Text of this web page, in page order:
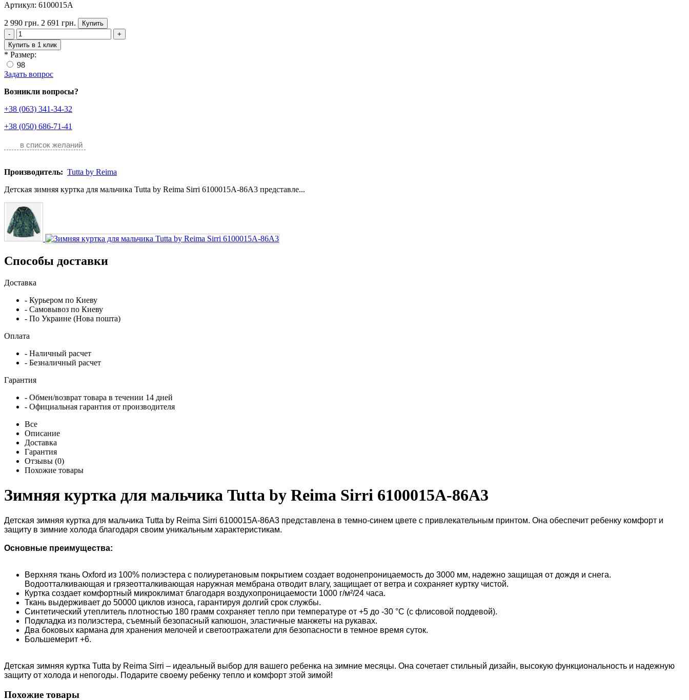
Артикул: 6100015A
2 990 грн. 2 691 грн.
Купить
-
+
Купить в 1 клик
* Размер:
98
Задать вопрос
Возникли вопросы?
+38 (063) 341-34-32
+38 (050) 686-71-41
в список желаний
Производитель: Tutta by Reima
Детская зимняя куртка для мальчика Tutta by Reima Sirri 6100015A-86A3 представле...
Способы доставки
Доставка
- Курьером по Киеву
- Самовывоз по Киеву
- По Украине (Нова пошта)
Оплата
- Наличный расчет
- Безналичный расчет
Гарантия
- Обмен/возврат товара в течении 14 дней
- Официальная гарантия от производителя
Все
Описание
Доставка
Гарантия
Отзывы (0)
Похожие товары
Зимняя куртка для мальчика Tutta by Reima Sirri 6100015A-86A3
Детская зимняя куртка для мальчика Tutta by Reima Sirri 6100015A-86A3 представлена в темно-синем цвете с привлекательным принтом. Она обеспечит ребенку комфорт и
защиту в зимние холода благодаря своим уникальным характеристикам.
Основные преимущества:
Верхняя ткань Oxford из 100% полиэстера с полиуретановым покрытием создает водонепроницаемость до 3000 мм, надежно защищая от дождя и снега.
Водоотталкивающая и грязеотталкивающая наружная мембрана отводит влагу, защищает от ветра и сохраняет куртку чистой.
Куртка создает комфортный микроклимат благодаря воздухопроницаемости 1000 г/м²/24 часа.
Ткань выдерживает до 50000 циклов износа, гарантируя долгий срок службы.
Синтетический утеплитель плотностью 180 грамм сохраняет тепло при температуре от +5 до -30 °C (с флисовой поддевой).
Подкладка из полиэстера, съемный безопасный капюшон, эластичные манжеты на рукавах.
Два боковых кармана для хранения мелочей и светоотражатели для безопасности в темное время суток.
Большемерит +6.
Детская зимняя куртка Tutta by Reima Sirri – идеальный выбор для вашего ребенка на зимние месяцы. Она сочетает стильный дизайн, высокую функциональность и надежную
защиту от холода и непогоды. Подарите своему ребенку тепло и комфорт этой зимой!
Похожие товары